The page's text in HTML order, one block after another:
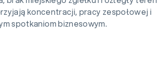
koncentracji, pracy zespołowej i
spotkaniom biznesowym.